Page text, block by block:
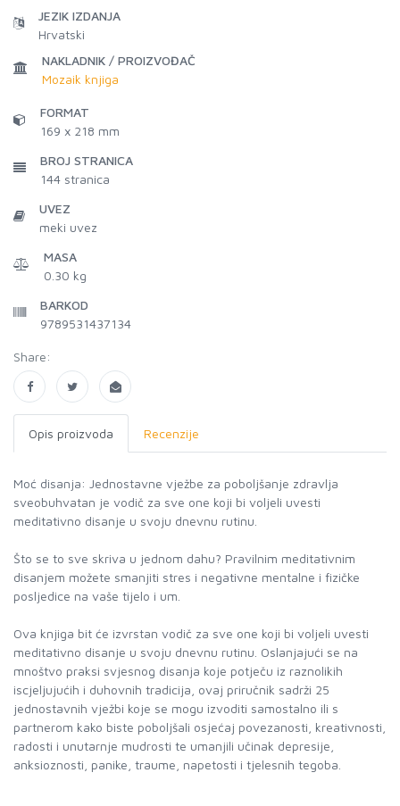
JEZIK IZDANJA
Hrvatski
NAKLADNIK / PROIZVOĐAČ
Mozaik knjiga
FORMAT
169 x 218 mm
BROJ STRANICA
144 stranica
UVEZ
meki uvez
MASA
0.30 kg
BARKOD
9789531437134
Share:
Opis proizvoda Recenzije
Moć disanja: Jednostavne vježbe za poboljšanje zdravlja
sveobuhvatan je vodič za sve one koji bi voljeli uvesti
meditativno disanje u svoju dnevnu rutinu.
Što se to sve skriva u jednom dahu? Pravilnim meditativnim
disanjem možete smanjiti stres i negativne mentalne i fizičke
posljedice na vaše tijelo i um.
Ova knjiga bit će izvrstan vodič za sve one koji bi voljeli uvesti
meditativno disanje u svoju dnevnu rutinu. Oslanjajući se na
mnoštvo praksi svjesnog disanja koje potječu iz raznolikih
iscjeljujućih i duhovnih tradicija, ovaj priručnik sadrži 25
jednostavnih vježbi koje se mogu izvoditi samostalno ili s
partnerom kako biste poboljšali osjećaj povezanosti, kreativnosti,
radosti i unutarnje mudrosti te umanjili učinak depresije,
anksioznosti, panike, traume, napetosti i tjelesnih tegoba.